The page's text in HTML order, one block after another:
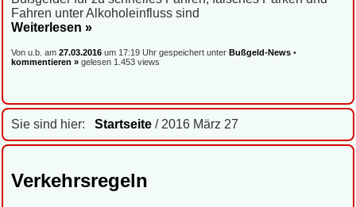
Sie sind hier: Startseite / 2016 März 27
Verkehrsregeln
Fahren unter Alkoholeinfluss sind
Weiterlesen »
Von u.b. am 27.03.2016 um 17:19 Uhr gespeichert unter Bußgeld-News •
kommentieren » gelesen 1.453 views